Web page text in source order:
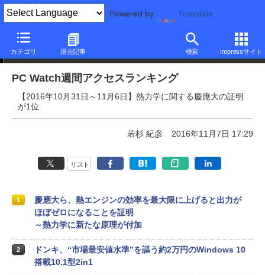
Powered by Translate
カテゴリ 過去記事 検索 Impressサイト
PC Watch週間アクセスランキング
PC Watch週間アクセスランキング
【2016年10月31日～11月6日】熱力学に関する慶應大の証明
が1位
若杉 紀彦 2016年11月7日 17:29
リスト
1
慶應大ら、熱エンジンの効率を最大限に上げると出力が
ほぼゼロになることを証明
～熱力学に新たな原理が付加
2
ドンキ、“市場最安値水準”を謳う約2万円のWindows 10
搭載10.1型2in1